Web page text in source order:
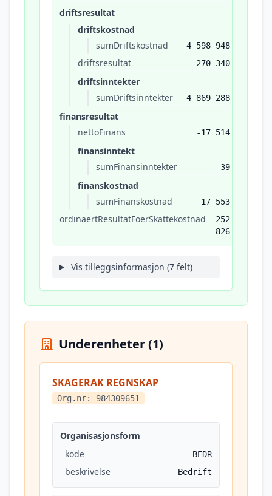
driftsresultat
driftskostnad
sumDriftskostnad
4 598 948
driftsresultat 270 340
driftsinntekter
sumDriftsinntekter
4 869 288
finansresultat
nettoFinans
-17 514
finansinntekt
sumFinansinntekter
39
finanskostnad
sumFinanskostnad
17 553
ordinaertResultatFoerSkattekostnad
252
826
Vis tilleggsinformasjon (7 felt)
Underenheter (1)
SKAGERAK REGNSKAP
Org.nr: 984309651
Organisasjonsform
kode
BEDR
beskrivelse Bedrift